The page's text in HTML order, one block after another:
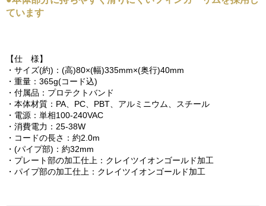
ています
【仕 様】
・サイズ(約)：(高)80×(幅)335mm×(奥行)40mm
・重量：365g(コード込)
・付属品：プロテクトバンド
・本体材質：PA、PC、PBT、アルミニウム、スチール
・電源：単相100-240VAC
・消費電力：25-38W
・コードの長さ：約2.0m
・(パイプ部)：約32mm
・プレート部の加工仕上：クレイツイオンゴールド加工
・パイプ部の加工仕上：クレイツイオンゴールド加工